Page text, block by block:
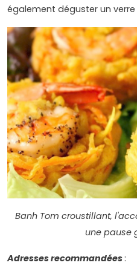
également déguster un
Banh Tom croustillant,
une pause
Adresses recommandées: